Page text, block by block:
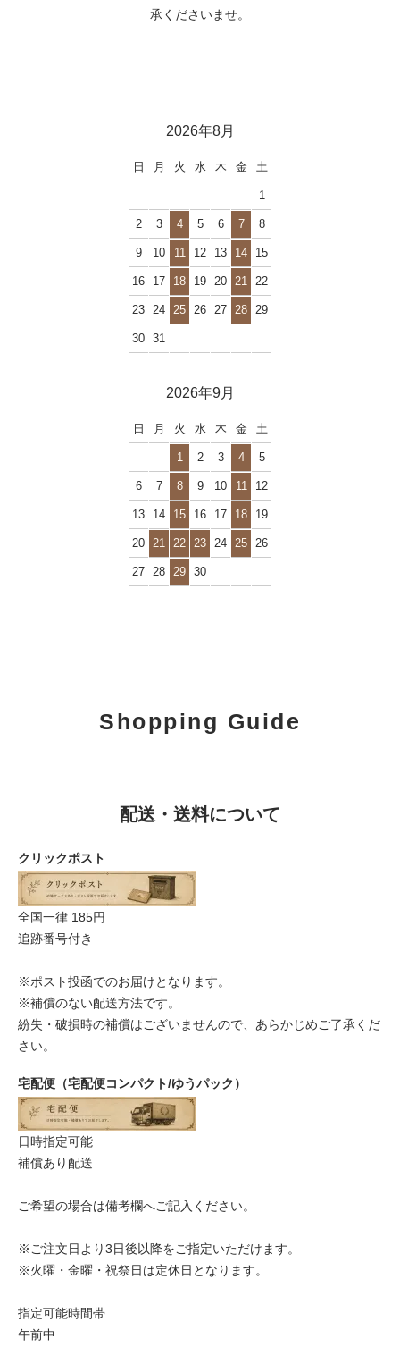
承くださいませ。
2026年8月
日 月 火 水 木 金 土
1
2 3 4 5 6 7 8
9 10 11 12 13 14 15
16 17 18 19 20 21 22
23 24 25 26 27 28 29
30 31
2026年9月
日 月 火 水 木 金 土
1 2 3 4 5
6 7 8 9 10 11 12
13 14 15 16 17 18 19
20 21 22 23 24 25 26
27 28 29 30
Shopping Guide
配送・送料について
クリックポスト
全国一律 185円
追跡番号付き
※ポスト投函でのお届けとなります。
※補償のない配送方法です。
紛失・破損時の補償はございませんので、あらかじめご了承くだ
さい。
宅配便（宅配便コンパクト/ゆうパック）
日時指定可能
補償あり配送
ご希望の場合は備考欄へご記入ください。
※ご注文日より3日後以降をご指定いただけます。
※火曜・金曜・祝祭日は定休日となります。
指定可能時間帯
午前中